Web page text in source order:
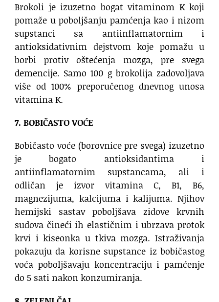
Brokoli je izuzetno bogat vitaminom K koji
pomaže u poboljšanju pamćenja kao i nizom
supstanci sa antiinflamatornim i
antioksidativnim dejstvom koje pomažu u
borbi protiv oštećenja mozga, pre svega
demencije. Samo 100 g brokolija zadovoljava
više od 100% preporučenog dnevnog unosa
vitamina K.
7. BOBIČASTO VOĆE
Bobičasto voće (borovnice pre svega) izuzetno
je bogato antioksidantima i
antiinflamatornim supstancama, ali i
odličan je izvor vitamina C, B1, B6,
magnezijuma, kalcijuma i kalijuma. Njihov
hemijski sastav poboljšava zidove krvnih
sudova čineći ih elastičnim i ubrzava protok
krvi i kiseonka u tkiva mozga. Istraživanja
pokazuju da korisne supstance iz bobičastog
voća poboljšavaju koncentraciju i pamćenje
do 5 sati nakon konzumiranja.